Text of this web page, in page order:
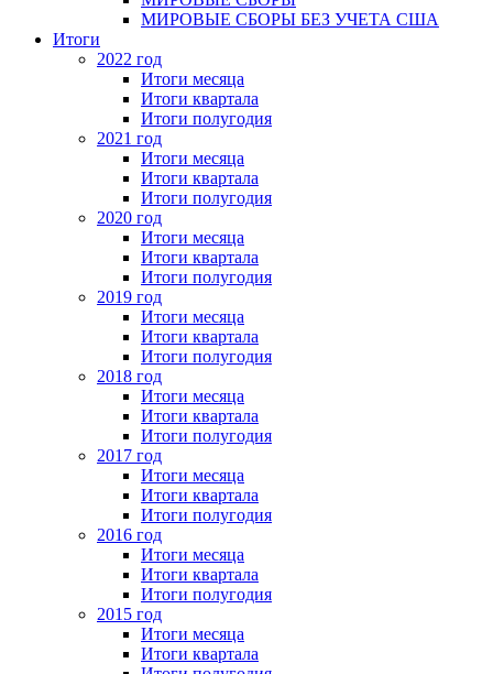
МИРОВЫЕ СБОРЫ БЕЗ УЧЕТА США
Итоги
2022 год
Итоги месяца
Итоги квартала
Итоги полугодия
2021 год
Итоги месяца
Итоги квартала
Итоги полугодия
2020 год
Итоги месяца
Итоги квартала
Итоги полугодия
2019 год
Итоги месяца
Итоги квартала
Итоги полугодия
2018 год
Итоги месяца
Итоги квартала
Итоги полугодия
2017 год
Итоги месяца
Итоги квартала
Итоги полугодия
2016 год
Итоги месяца
Итоги квартала
Итоги полугодия
2015 год
Итоги месяца
Итоги квартала